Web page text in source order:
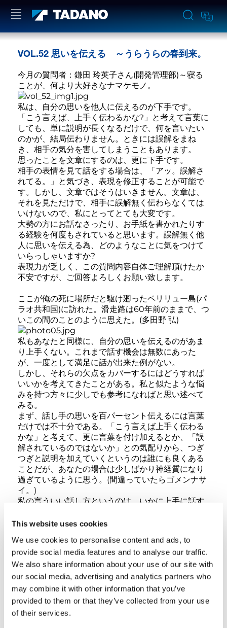
This website uses cookies
We use cookies to personalise content and ads, to
provide social media features and to analyse our traffic.
We also share information about your use of our site with
our social media, advertising and analytics partners who
may combine it with other information that you’ve
provided to them or that they’ve collected from your use
of their services.
VOL.52 思いを伝える ～うらうらの春到来。
今月の質問者：鎌田 玲英子さん(開発管理部)～寝る
ことが、何より大好きなナマケモノ。
私は、自分の思いを他人に伝えるのが下手です。
「こう言えば、上手く伝わるかな?」と考えて言葉に
しても、単に説明が長くなるだけで、何を言いたい
のかが、結局伝わりません。ときには誤解をまね
き、相手の気分を害してしまうこともあります。
思ったことを文章にするのは、更に下手です。
相手の表情を見て話をする場合は、「アッ。誤解さ
れてる。」と気づき、表現を修正することが可能で
す。しかし、文章ではそうはいきません。文章は、
それを見ただけで、相手に誤解無く伝わらなくては
いけないので、私にとってとても大変です。
大勢の方にお話なさったり、お手紙を書かれたりす
る経験を何度もされていると思います。誤解無く他
人に思いを伝える為、どのようなことに気をつけて
いらっしゃいますか?
表現力が乏しく、この質問内容自体ご理解頂けたか
不安ですが、ご回答よろしくお願い致します。
ここが俺の死に場所だと駆け廻ったペリリュー島(パ
ラオ共和国)に訪れた。滑走路は60年前のままで、つ
いこの間のことのように思えた。(多田野 弘)
私もあなたと同様に、自分の思いを伝えるのがあま
り上手くない。これまで話す機会は無数にあった
が、一度として満足に話が出来た例がない。
しかし、それらの欠点をカバーするにはどうすれば
いいかを考えてきたことがある。私と似たような悩
みを持つ方々に少しでも参考になればと思い述べて
みる。
まず、話し手の思いを百パーセント伝えるには言葉
だけでは不十分である。「こう言えば上手く伝わる
かな」と考えて、更に言葉を付け加えるとか、「誤
解されているのではないか」との気配りから、つぎ
つぎと説明を加えていくというのは誰にも良くある
ことだが、あなたの場合は少しばかり神経質になり
過ぎているように思う。(間違っていたらゴメンナサ
イ。)
私の言ういい話し方というのは、いかに上手に話す
うと思わないことである。上手く話そうと思えば思
えって焦点がボケて話を分からなくしてしまうから
である。
どんなに言葉を労しようと、言葉だけでは思いの真
実を伝えることはできない。むしろ、言葉にならな
い言葉、話す人と聞き手の間に心の通い合った状態
を作り出すことに価値がある。詳しくは、
Vol.48「人前で話すコツ」
いい話し方について細々述べたが、文章の作り方に